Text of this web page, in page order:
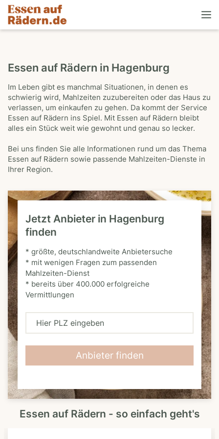
Essen auf Rädern in Hagenburg
Im Leben gibt es manchmal Situationen, in denen es
schwierig wird, Mahlzeiten zuzubereiten oder das Haus zu
verlassen, um einkaufen zu gehen. Da kommt der Service
Essen auf Rädern ins Spiel. Mit Essen auf Rädern bleibt
alles ein Stück weit wie gewohnt und genau so lecker.
Bei uns finden Sie alle Informationen rund um das Thema
Essen auf Rädern sowie passende Mahlzeiten-Dienste in
Ihrer Region.
Jetzt Anbieter in Hagenburg
finden
* größte, deutschlandweite Anbietersuche
* mit wenigen Fragen zum passenden
Mahlzeiten-Dienst
* bereits über 400.000 erfolgreiche
Vermittlungen
H
L
Z
Anbieter finden
Essen auf Rädern - so einfach geht's